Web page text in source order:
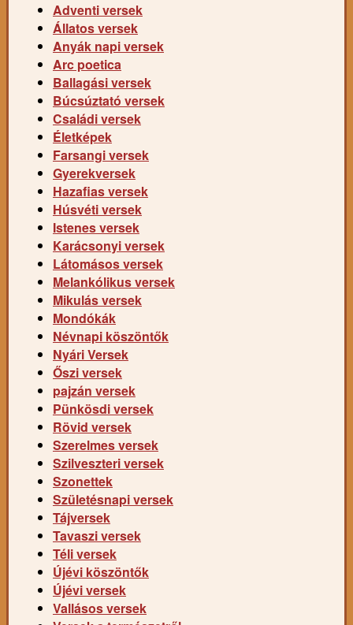
Adventi versek
Állatos versek
Anyák napi versek
Arc poetica
Ballagási versek
Búcsúztató versek
Családi versek
Életképek
Farsangi versek
Gyerekversek
Hazafias versek
Húsvéti versek
Istenes versek
Karácsonyi versek
Látomásos versek
Melankólikus versek
Mikulás versek
Mondókák
Névnapi köszöntők
Nyári Versek
Őszi versek
pajzán versek
Pünkösdi versek
Rövid versek
Szerelmes versek
Szilveszteri versek
Szonettek
Születésnapi versek
Tájversek
Tavaszi versek
Téli versek
Újévi köszöntők
Újévi versek
Vallásos versek